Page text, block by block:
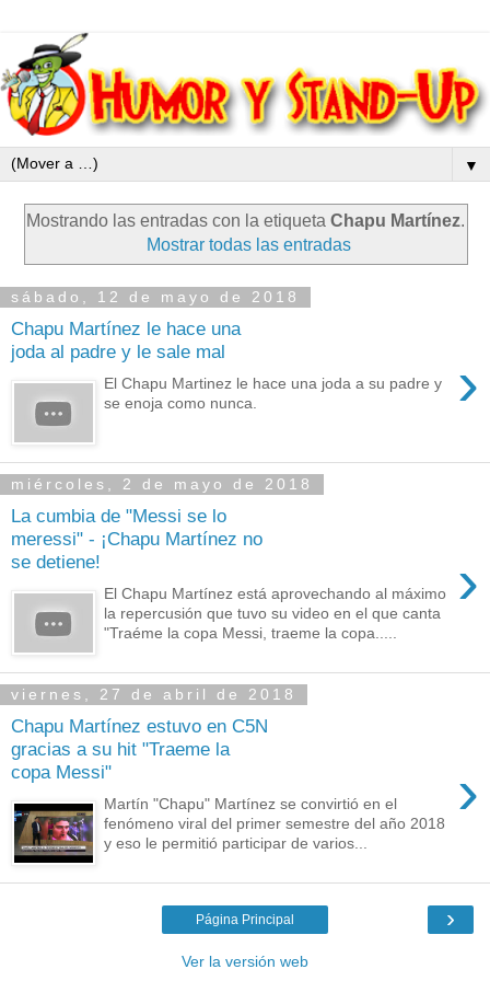
▼
Mostrando las entradas con la etiqueta Chapu Martínez.
Mostrar todas las entradas
sábado, 12 de mayo de 2018
Chapu Martínez le hace una
joda al padre y le sale mal
›
El Chapu Martinez le hace una joda a su padre y
se enoja como nunca.
miércoles, 2 de mayo de 2018
La cumbia de "Messi se lo
meressi" - ¡Chapu Martínez no
se detiene!
›
El Chapu Martínez está aprovechando al máximo
la repercusión que tuvo su video en el que canta
"Traéme la copa Messi, traeme la copa.....
viernes, 27 de abril de 2018
Chapu Martínez estuvo en C5N
gracias a su hit "Traeme la
copa Messi"
›
Martín "Chapu" Martínez se convirtió en el
fenómeno viral del primer semestre del año 2018
y eso le permitió participar de varios...
›
Página Principal
Ver la versión web